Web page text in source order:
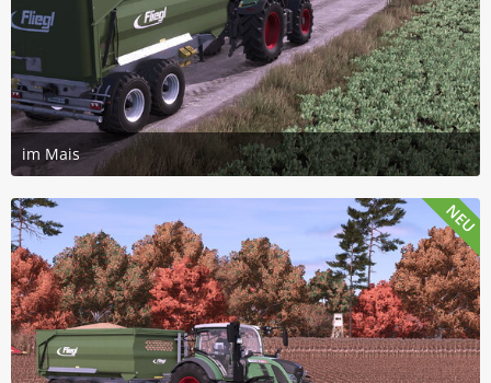
im Mais
22. Juli 2026 um 19:18
3
NEU